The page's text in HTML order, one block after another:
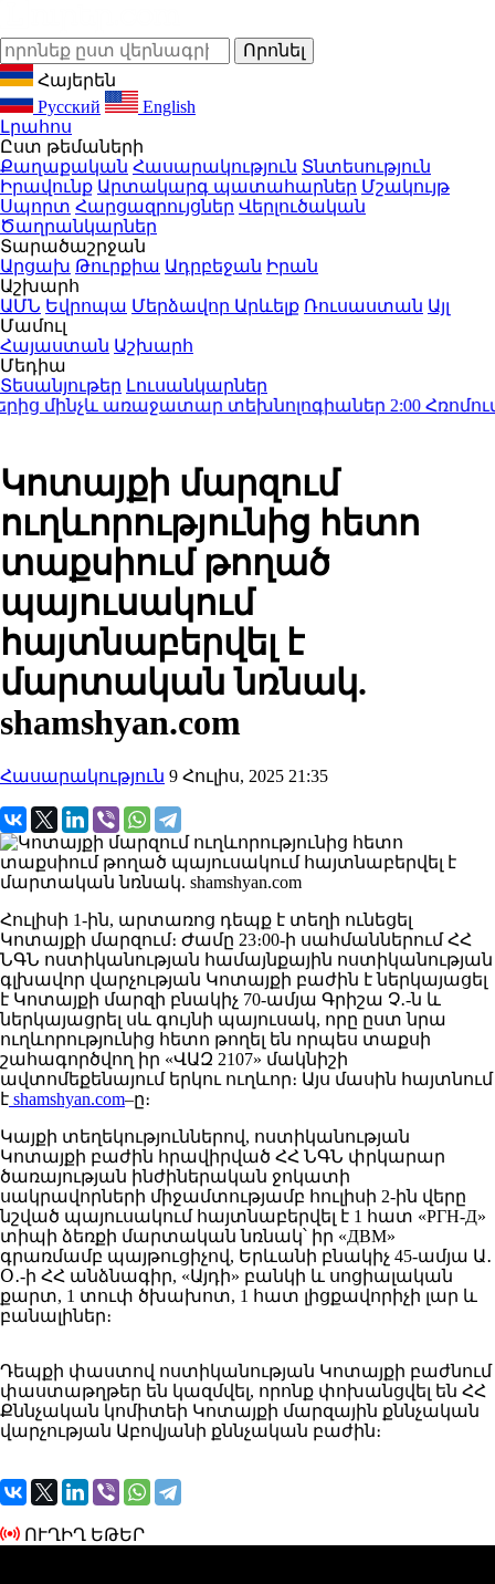
Հայերեն
Русский
English
Լրահոս
Ըստ թեմաների
Քաղաքական Հասարակություն Տնտեսություն
Իրավունք Արտակարգ պատահարներ Մշակույթ
Սպորտ Հարցազրույցներ Վերլուծական
Ծաղրանկարներ
Տարածաշրջան
Արցախ Թուրքիա Ադրբեջան Իրան
Աշխարհ
ԱՄՆ Եվրոպա Մերձավոր Արևելք Ռուսաստան Այլ
Մամուլ
Հայաստան Աշխարհ
Մեդիա
Տեսանյութեր Լուսանկարներ
մինչև առաջատար տեխնոլոգիաներ2:00Հռոմում
Կոտայքի մարզում
ուղևորությունից հետո
տաքսիում թողած
պայուսակում
հայտնաբերվել է
մարտական նռնակ.
shamshyan.com
Հասարակություն 9 Հուլիս, 2025 21:35
Հուլիսի 1-ին, արտառոց դեպք է տեղի ունեցել
Կոտայքի մարզում։ Ժամը 23։00-ի սահմաններում ՀՀ
ՆԳՆ ոստիկանության համայնքային ոստիկանության
գլխավոր վարչության Կոտայքի բաժին է ներկայացել
է Կոտայքի մարզի բնակիչ 70-ամյա Գրիշա Չ․-ն և
ներկայացրել սև գույնի պայուսակ, որը ըստ նրա
ուղևորությունից հետո թողել են որպես տաքսի
շահագործվող իր «ՎԱԶ 2107» մակնիշի
ավտոմեքենայում երկու ուղևոր։ Այս մասին հայտնում
է shamshyan.com–ը։
Կայքի տեղեկություններով, ոստիկանության
Կոտայքի բաժին հրավիրված ՀՀ ՆԳՆ փրկարար
ծառայության ինժիներական ջոկատի
սակրավորների միջամտությամբ հուլիսի 2-ին վերը
նշված պայուսակում հայտնաբերվել է 1 հատ «РГН-Д»
տիպի ձեռքի մարտական նռնակ՝ իր «ДВМ»
գրառմամբ պայթուցիչով, Երևանի բնակիչ 45-ամյա Ա․
Օ․-ի ՀՀ անձնագիր, «Այդի» բանկի և սոցիալական
քարտ, 1 տուփ ծխախոտ, 1 հատ լիցքավորիչի լար և
բանալիներ։
Դեպքի փաստով ոստիկանության Կոտայքի բաժնում
փաստաթղթեր են կազմվել, որոնք փոխանցվել են ՀՀ
Քննչական կոմիտեի Կոտայքի մարզային քննչական
վարչության Աբովյանի քննչական բաժին։
ՈՒՂԻՂ ԵԹԵՐ